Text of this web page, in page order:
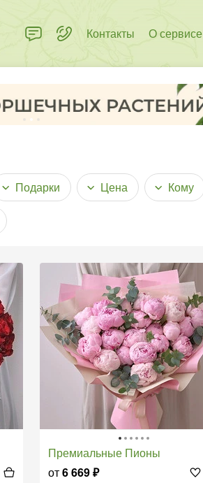
Контакты О сервисе
Подарки Цена Кому
Премиальные Пионы
от6 669₽